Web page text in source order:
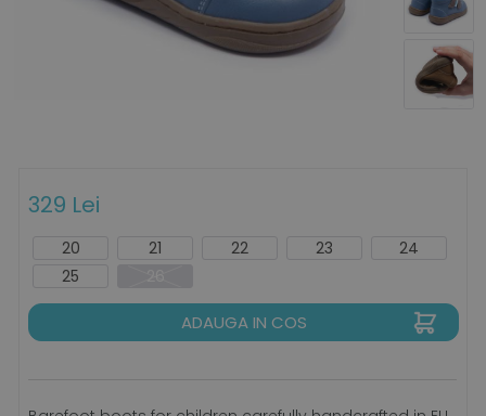
329 Lei
20 21 22 23
24
25
ADAUGA IN COS